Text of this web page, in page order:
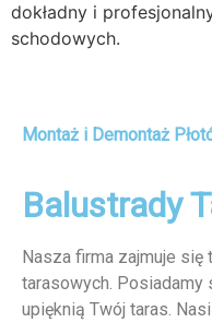
dokładny i
schodowych.
Montaż i Demontaż
Balustrady
Nasza firma zajmuje się
tarasowych.
upięknią Twój taras.